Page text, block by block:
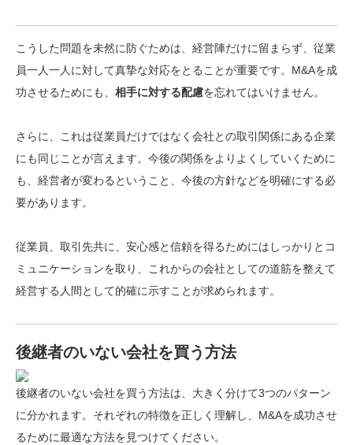
こうした問題を未然に防ぐためは、経営陣だけに留まらず、従業
員一人一人に対して真摯な対応をとることが重要です。M&Aを成
功させるためにも、 相手に対する配慮を忘れてはいけません。
さらに、これは従業員だけではなく会社との取引関係にある企業
にも同じことが言えます。今後の関係をよりよくしていくために
も、経営者が変わるということ、今後の方針などを明確にする必
要があります。
従業員、取引先共に、安心感と信頼を得るためには しっかりとコ
ミュニケーションを取り、これからの会社としての道筋を整えて
経営する人間として的確に示すことが求められます。
後継者のいない会社を買う方法
後継者のいない会社を買う方法は、大きく分けて3つのパターン
に分かれます。それぞれの特徴を正しく理解し、M&Aを成功させ
るために最適な方法を見つけてください。